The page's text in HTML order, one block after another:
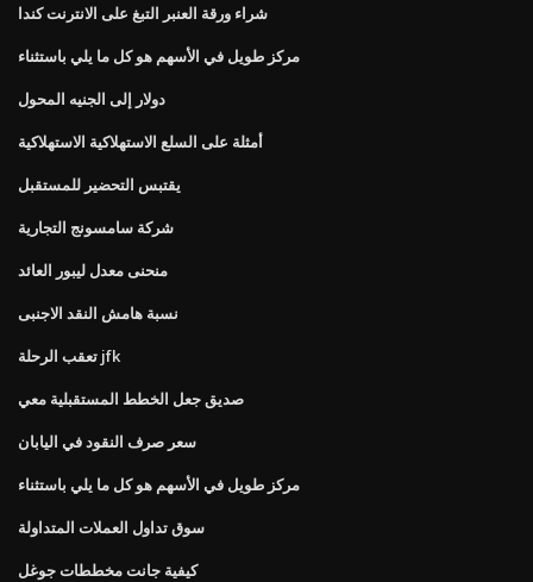
شراء ورقة العنبر التبغ على الانترنت كندا
مركز طويل في الأسهم هو كل ما يلي باستثناء
دولار إلى الجنيه المحول
أمثلة على السلع الاستهلاكية الاستهلاكية
يقتبس التحضير للمستقبل
شركة سامسونج التجارية
منحنى معدل ليبور العائد
نسبة هامش النقد الاجنبى
تعقب الرحلة jfk
صديق جعل الخطط المستقبلية معي
سعر صرف النقود في اليابان
مركز طويل في الأسهم هو كل ما يلي باستثناء
سوق تداول العملات المتداولة
كيفية جانت مخططات جوغل